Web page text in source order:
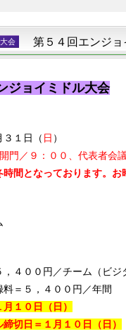
会 第５４回エンジ
ジョイミドル大会
３１日（ 日 ）
開門／９：００、代表者会
間となっております。お
，４００円／チーム（ビジ
＝５，４００円／年間
１０日（日）
切日＝１月１０日（日）